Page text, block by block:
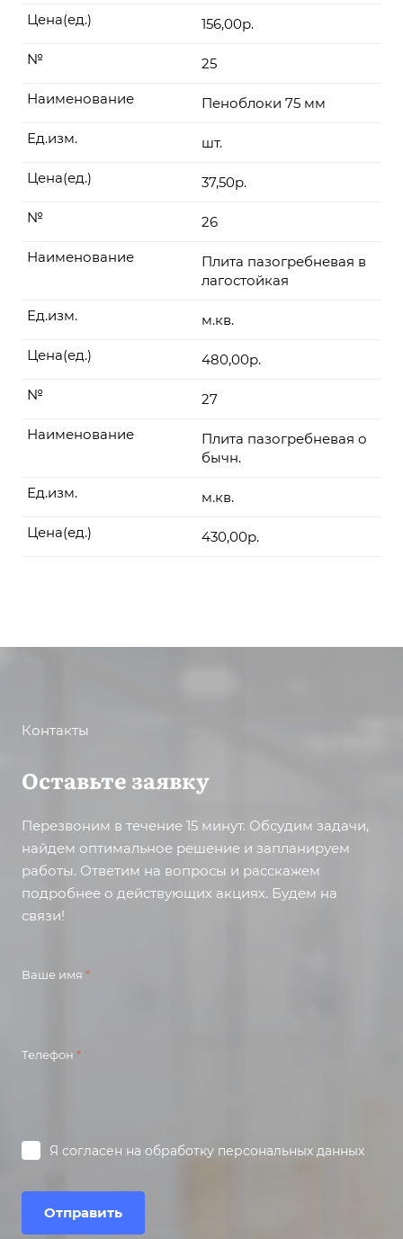
156,00р.
Цена(ед.)
25
№
Пеноблоки 75 мм
Наименование
шт.
Ед.изм.
37,50р.
Цена(ед.)
26
№
Плита пазогребневая в
лагостойкая
Наименование
м.кв.
Ед.изм.
480,00р.
Цена(ед.)
27
№
Плита пазогребневая о
бычн.
Наименование
м.кв.
Ед.изм.
430,00р.
Цена(ед.)
Контакты
Оставьте заявку
Перезвоним в течение 15 минут. Обсудим задачи,
найдем оптимальное решение и запланируем
работы. Ответим на вопросы и расскажем
подробнее о действующих акциях. Будем на
связи!
Ваше имя *
Телефон *
Я согласен на обработку персональных данных
Отправить